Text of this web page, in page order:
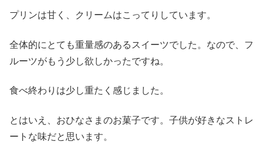
プリンは甘く、クリームはこってりしています。
全体的にとても重量感のあるスイーツでした。なので、フ
ルーツがもう少し欲しかったですね。
食べ終わりは少し重たく感じました。
とはいえ、おひなさまのお菓子です。子供が好きなストレ
ートな味だと思います。